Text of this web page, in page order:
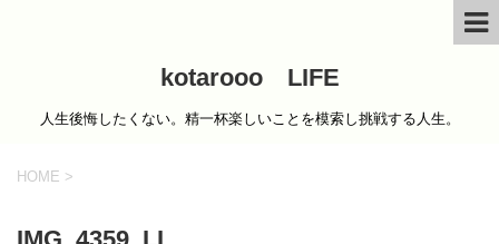
kotarooo LIFE
人生後悔したくない。精一杯楽しいことを模索し挑戦する人生。
HOME >